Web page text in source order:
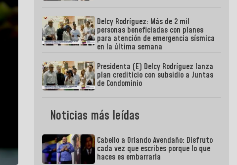
Delcy Rodríguez: Más de 2 mil
personas beneficiadas con planes
para atención de emergencia sísmica
en la última semana
Presidenta (E) Delcy Rodríguez lanza
plan crediticio con subsidio a Juntas
de Condominio
Noticias más leídas
Cabello a Orlando Avendaño: Disfruto
cada vez que escribes porque lo que
haces es embarrarla